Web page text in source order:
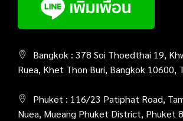
Bangkok : 378 Soi Thoedthai 19,
Ruea, Khet Thon Buri, Bangkok 10600,
Phuket : 116/23 Patiphat Road,
Nuea, Mueang Phuket District, Phuket